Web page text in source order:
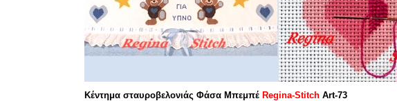
Κέντημα σταυροβελονιάς Φάσα Μπεμπέ Regina-Stitch Art-73